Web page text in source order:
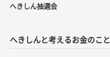
へきしん抽選会
へきしんと考えるお金のこと